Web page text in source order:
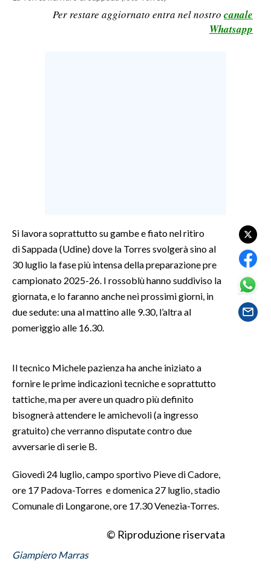
ALTRI SPORT
CULTURA
SPETTACOLI
GOSSIP
SARDEGNA TURISMO
SARDI NEL MONDO
NOTIZIE
EVENTI
#CARAUNIONE
3 MINUTI CON
Per restare aggiornato entra nel nostro canale
Whatsapp
Si lavora soprattutto su gambe e fiato nel ritiro
di Sappada (Udine) dove la Torres svolgerà sino al
30 luglio la fase più intensa della preparazione pre
campionato 2025-26. I rossoblù hanno suddiviso la
giornata, e lo faranno anche nei prossimi giorni, in
due sedute: una al mattino alle 9.30, l’altra al
pomeriggio alle 16.30.
Il tecnico Michele pazienza ha anche iniziato a
fornire le prime indicazioni tecniche e soprattutto
tattiche, ma per avere un quadro più definito
bisognerà attendere le amichevoli (a ingresso
gratuito) che verranno disputate contro due
avversarie di serie B.
Giovedì 24 luglio, campo sportivo Pieve di Cadore,
ore 17 Padova-Torres e domenica 27 luglio, stadio
Comunale di Longarone, ore 17.30 Venezia-Torres.
© Riproduzione riservata
Giampiero Marras